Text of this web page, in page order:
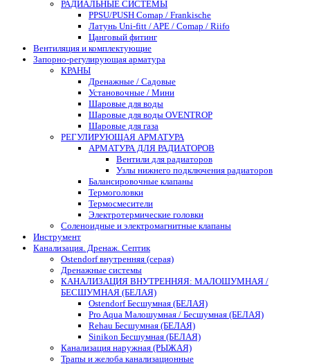
РАДИАЛЬНЫЕ СИСТЕМЫ
PPSU/PUSH Comap / Frankische
Латунь Uni-fitt / APE / Comap / Riifo
Цанговый фитинг
Вентиляция и комплектующие
Запорно-регулирующая арматура
КРАНЫ
Дренажные / Садовые
Установочные / Мини
Шаровые для воды
Шаровые для воды OVENTROP
Шаровые для газа
РЕГУЛИРУЮЩАЯ АРМАТУРА
АРМАТУРА ДЛЯ РАДИАТОРОВ
Вентили для радиаторов
Узлы нижнего подключения радиаторов
Балансировочные клапаны
Термоголовки
Термосмесители
Электротермические головки
Соленоидные и электромагнитные клапаны
Инструмент
Канализация. Дренаж. Септик
Ostendorf внутренняя (серая)
Дренажные системы
КАНАЛИЗАЦИЯ ВНУТРЕННЯЯ: МАЛОШУМНАЯ /
БЕСШУМНАЯ (БЕЛАЯ)
Ostendorf Бесшумная (БЕЛАЯ)
Pro Aqua Малошумная / Бесшумная (БЕЛАЯ)
Rehau Бесшумная (БЕЛАЯ)
Sinikon Бесшумная (БЕЛАЯ)
Канализация наружная (РЫЖАЯ)
Трапы и желоба канализационные